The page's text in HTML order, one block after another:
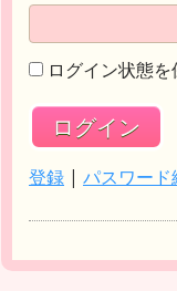
ログイン状態を
登録 | パスワード